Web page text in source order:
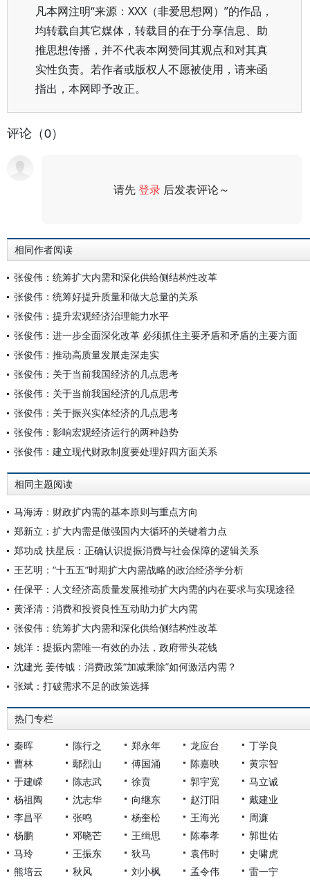
凡本网注明“来源：XXX（非爱思想网）”的作品，
均转载自其它媒体，转载目的在于分享信息、助
推思想传播，并不代表本网赞同其观点和对其真
实性负责。若作者或版权人不愿被使用，请来函
指出，本网即予改正。
评论（0）
请先登录 后发表评论～
相同作者阅读
张俊伟：统筹扩大内需和深化供给侧结构性改革
张俊伟：统筹好提升质量和做大总量的关系
张俊伟：提升宏观经济治理能力水平
张俊伟：进一步全面深化改革 必须抓住主要矛盾和矛盾的主要方面
张俊伟：推动高质量发展走深走实
张俊伟：关于当前我国经济的几点思考
张俊伟：关于当前我国经济的几点思考
张俊伟：关于振兴实体经济的几点思考
张俊伟：影响宏观经济运行的两种趋势
张俊伟：建立现代财政制度要处理好四方面关系
相同主题阅读
马海涛：财政扩内需的基本原则与重点方向
郑新立：扩大内需是做强国内大循环的关键着力点
郑功成 扶星辰：正确认识提振消费与社会保障的逻辑关系
王艺明：“十五五”时期扩大内需战略的政治经济学分析
任保平：人文经济高质量发展推动扩大内需的内在要求与实现途径
黄泽清：消费和投资良性互动助力扩大内需
张俊伟：统筹扩大内需和深化供给侧结构性改革
姚洋：提振内需唯一有效的办法，政府带头花钱
沈建光 姜传钺：消费政策“加减乘除”如何激活内需？
张斌：打破需求不足的政策选择
热门专栏
秦晖 陈行之 郑永年 龙应台
丁学良
曹林
鄢烈山 傅国涌 陈嘉映
黄宗智
于建嵘
陈志武 徐贲 郭宇宽
马立诚
杨祖陶
沈志华 向继东 赵汀阳
戴建业
李昌平
张鸣 杨奎松 王海光
周濂
杨鹏
邓晓芒 王缉思 陈奉孝
郭世佑
马玲
王振东 狄马 袁伟时
史啸虎
熊培云
秋风 刘小枫 孟令伟 雷一宁